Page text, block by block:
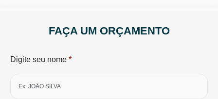
FAÇA UM ORÇAMENTO
Digite seu nome *